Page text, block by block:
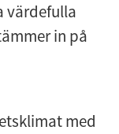
värdefulla
in på
med